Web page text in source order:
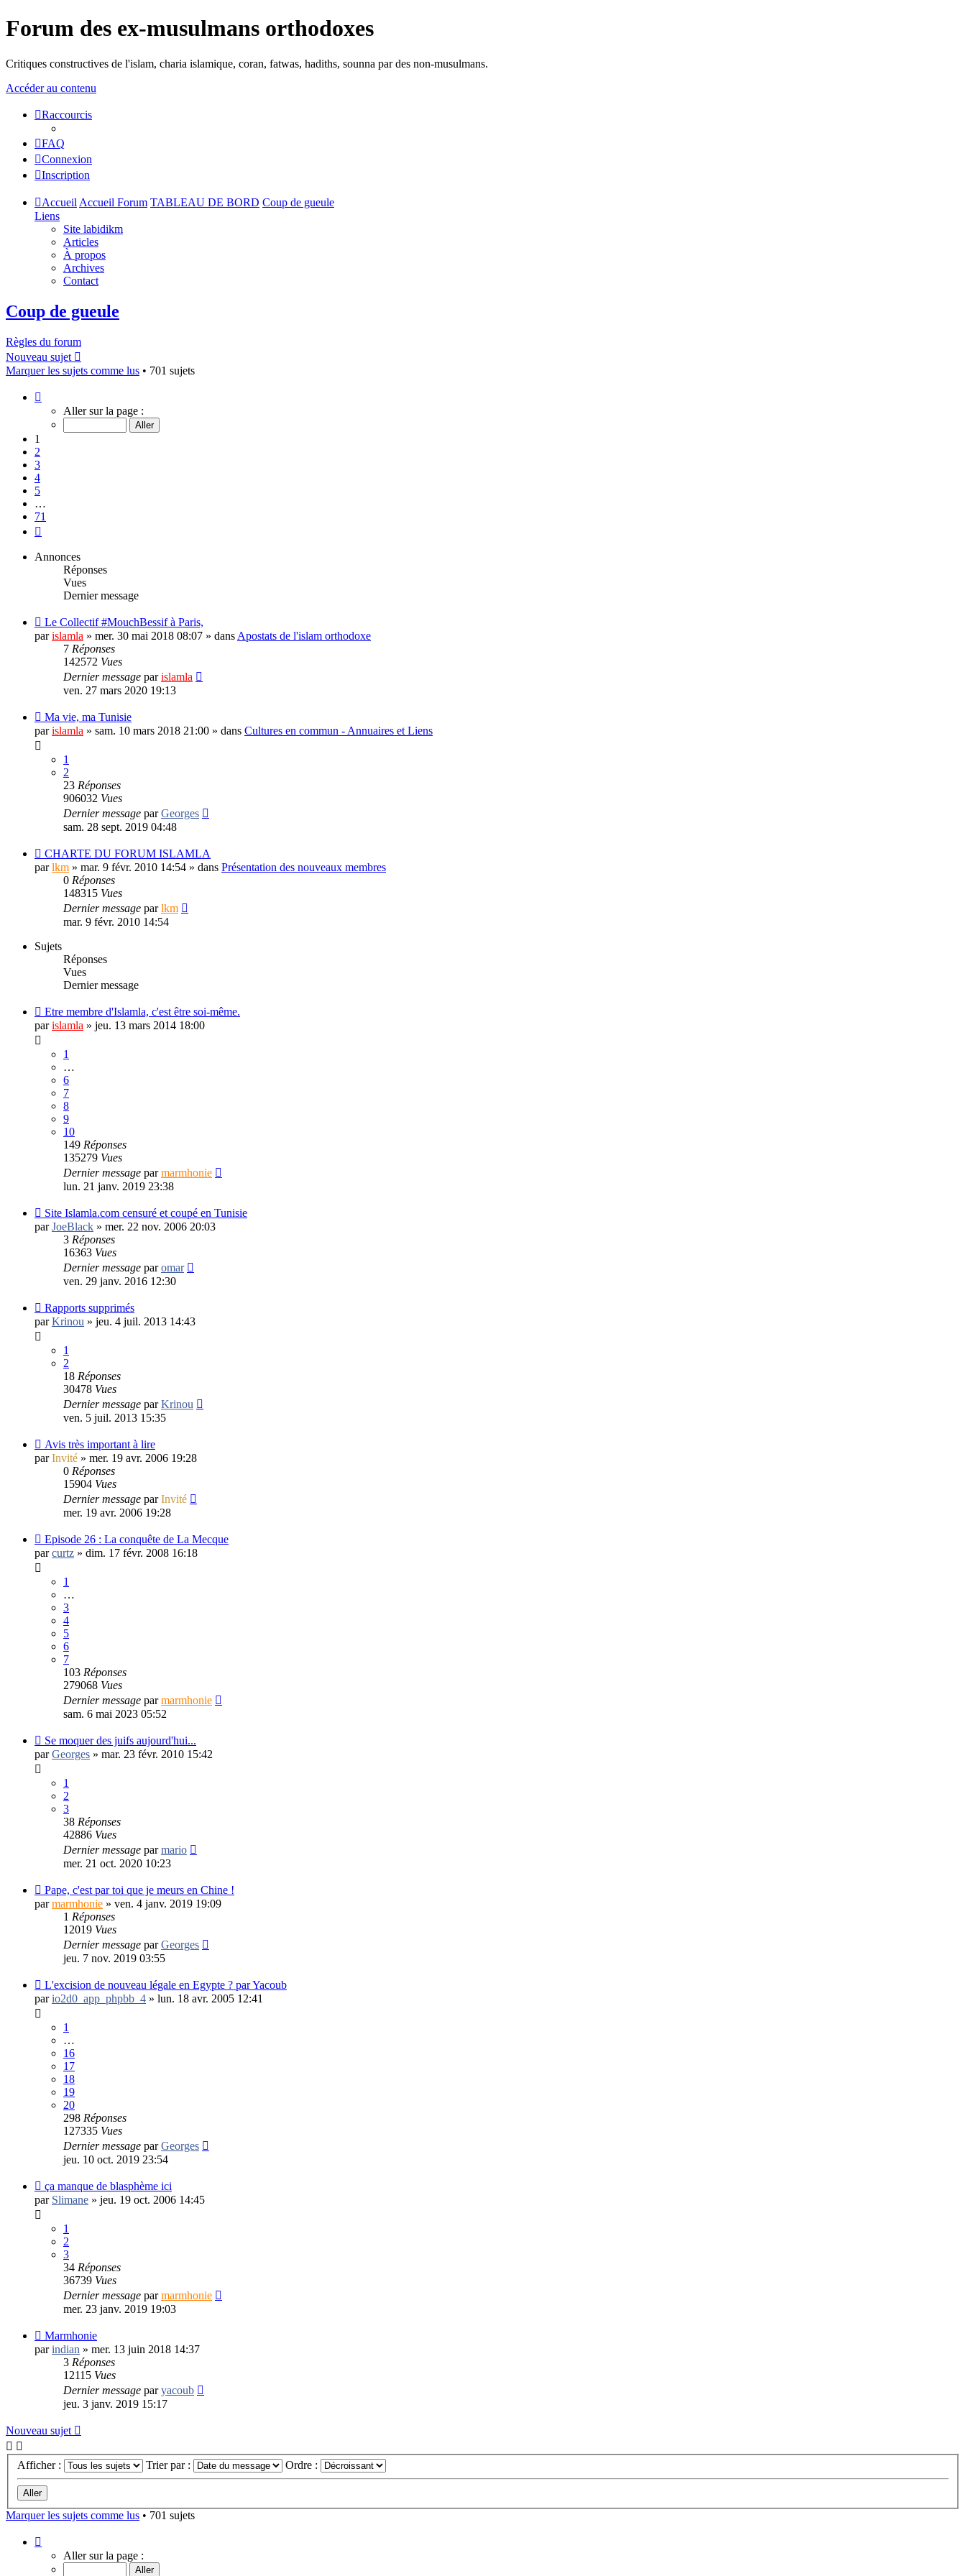
Forum des ex-musulmans orthodoxes
Critiques constructives de l'islam, charia islamique, coran, fatwas, hadiths, sounna par des non-musulmans.
Accéder au contenu
Raccourcis
FAQ
Connexion
Inscription
Accueil Accueil Forum TABLEAU DE BORD Coup de gueule
Liens
Site labidikm
Articles
À propos
Archives
Contact
Coup de gueule
Règles du forum
Nouveau sujet
Marquer les sujets comme lus • 701 sujets
sur
Aller sur la page :
1
2
3
4
5
…
71
Annonces
Réponses
Vues
Dernier message
Le Collectif #MouchBessif à Paris,
parislamla » mer. 30 mai 2018 08:07 » dans Apostats de l'islam orthodoxe
7 Réponses
142572 Vues
Dernier message parislamla
ven. 27 mars 2020 19:13
Ma vie, ma Tunisie
parislamla » sam. 10 mars 2018 21:00 » dans Cultures en commun - Annuaires et Liens
1
2
23 Réponses
906032 Vues
Dernier message parGeorges
sam. 28 sept. 2019 04:48
CHARTE DU FORUM ISLAMLA
parlkm » mar. 9 févr. 2010 14:54 » dans Présentation des nouveaux membres
0 Réponses
148315 Vues
Dernier message parlkm
mar. 9 févr. 2010 14:54
Sujets
Réponses
Vues
Dernier message
Etre membre d'Islamla, c'est être soi-même.
parislamla » jeu. 13 mars 2014 18:00
1
…
6
7
8
9
10
149 Réponses
135279 Vues
Dernier message parmarmhonie
lun. 21 janv. 2019 23:38
Site Islamla.com censuré et coupé en Tunisie
parJoeBlack » mer. 22 nov. 2006 20:03
3 Réponses
16363 Vues
Dernier message paromar
ven. 29 janv. 2016 12:30
Rapports supprimés
parKrinou » jeu. 4 juil. 2013 14:43
1
2
18 Réponses
30478 Vues
Dernier message parKrinou
ven. 5 juil. 2013 15:35
Avis très important à lire
parInvité » mer. 19 avr. 2006 19:28
0 Réponses
15904 Vues
Dernier message parInvité
mer. 19 avr. 2006 19:28
Episode 26 : La conquête de La Mecque
parcurtz » dim. 17 févr. 2008 16:18
1
…
3
4
5
6
7
103 Réponses
279068 Vues
Dernier message parmarmhonie
sam. 6 mai 2023 05:52
Se moquer des juifs aujourd'hui...
parGeorges » mar. 23 févr. 2010 15:42
1
2
3
38 Réponses
42886 Vues
Dernier message parmario
mer. 21 oct. 2020 10:23
Pape, c'est par toi que je meurs en Chine !
parmarmhonie » ven. 4 janv. 2019 19:09
1 Réponses
12019 Vues
Dernier message parGeorges
jeu. 7 nov. 2019 03:55
L'excision de nouveau légale en Egypte ? par Yacoub
pario2d0_app_phpbb_4 » lun. 18 avr. 2005 12:41
1
…
16
17
18
19
20
298 Réponses
127335 Vues
Dernier message parGeorges
jeu. 10 oct. 2019 23:54
ça manque de blasphème ici
par Slimane » jeu. 19 oct. 2006 14:45
1
2
3
34 Réponses
36739 Vues
Dernier message parmarmhonie
mer. 23 janv. 2019 19:03
Marmhonie
parindian » mer. 13 juin 2018 14:37
3 Réponses
12115 Vues
Dernier message paryacoub
jeu. 3 janv. 2019 15:17
Nouveau sujet
Afficher : Trier par : Ordre :
Marquer les sujets comme lus • 701 sujets
sur
Aller sur la page :